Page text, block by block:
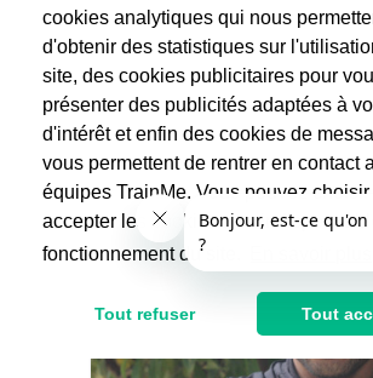
60€ 30€
Après réduction d'impôts
cookies analytiques qui nous
d'obtenir des statistiques sur
site, des cookies publicitaires pour
présenter des publicités adaptées à
d'intérêt et enfin des cookies de
vous permettent de rentrer en contact
équipes TrainMe. Vous pouvez
accepter les cookies non
fonctionnement du site.
Tout refuser Tout